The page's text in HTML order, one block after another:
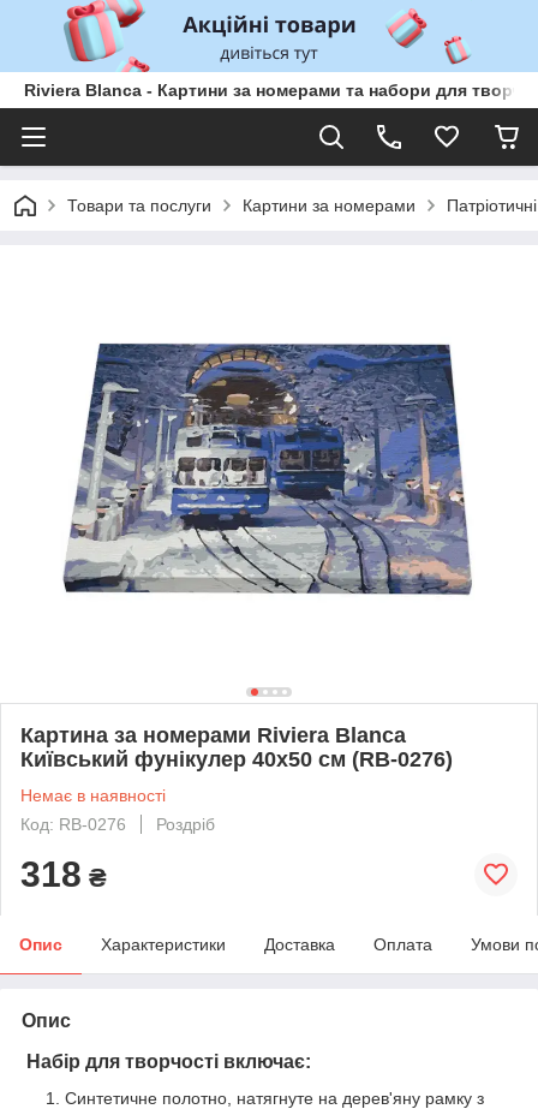
Riviera Blanca - Картини за номерами та набори для
Товари та послуги Картини за номерами Патріотичні
Картина за номерами Riviera Blanca
Київський фунікулер 40x50 см (RB-0276)
Немає в наявності
Код: RB-0276
Роздріб
318 ₴
Опис Характеристики Доставка Оплата Умови
Опис
Набір для творчості включає:
Синтетичне полотно, натягнуте на дерев'яну рамку з